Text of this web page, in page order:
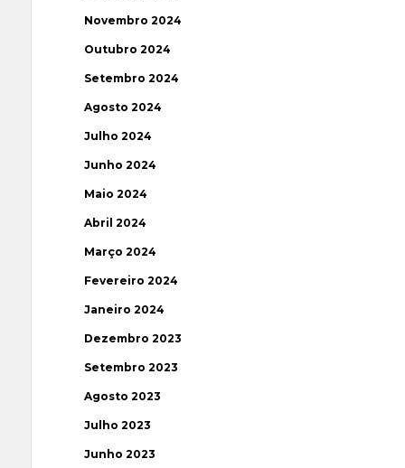
Novembro 2024
Outubro 2024
Setembro 2024
Agosto 2024
Julho 2024
Junho 2024
Maio 2024
Abril 2024
Março 2024
Fevereiro 2024
Janeiro 2024
Dezembro 2023
Setembro 2023
Agosto 2023
Julho 2023
Junho 2023